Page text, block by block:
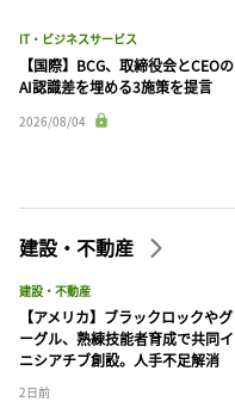
IT・ビジネスサービス
【国際】BCG、取締役会とCEOの
AI認識差を埋める3施策を提言
2026/08/04
建設・不動産
建設・不動産
【アメリカ】ブラックロックやグ
ーグル、熟練技能者育成で共同イ
ニシアチブ創設。人手不足解消
2日前